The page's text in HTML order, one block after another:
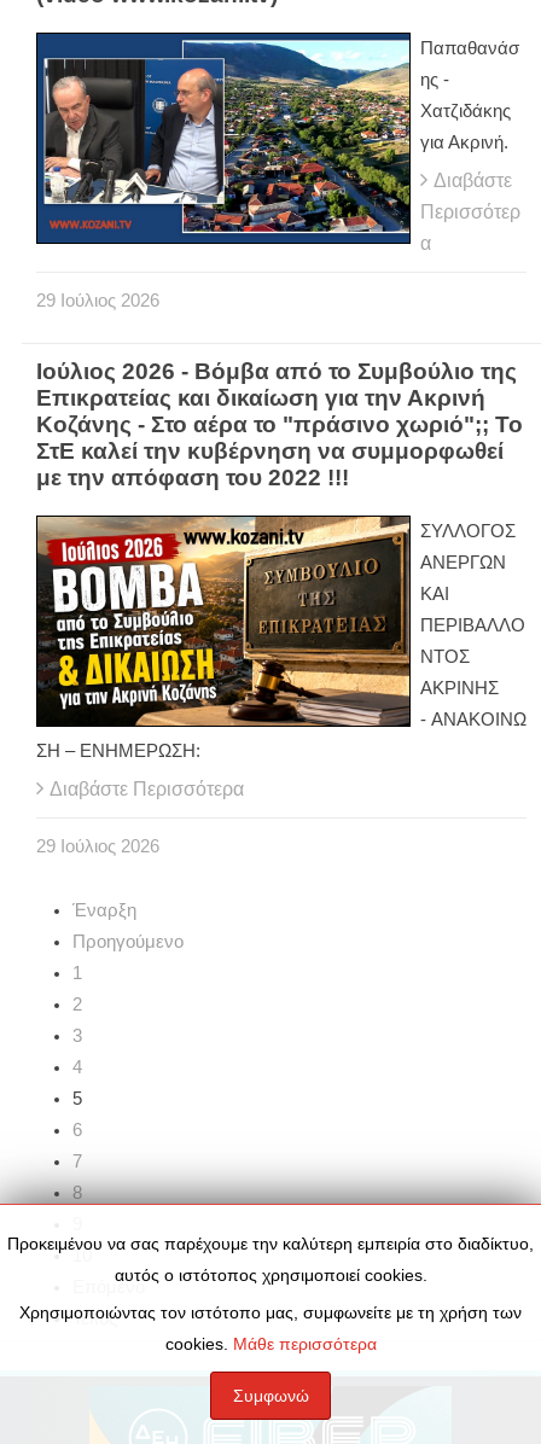
Παπαθανάσ
ης -
Χατζιδάκης
για Ακρινή.
Διαβάστε
Περισσότερ
α
29 Ιούλιος 2026
Ιούλιος 2026 - Βόμβα από το Συμβούλιο της
Επικρατείας και δικαίωση για την Ακρινή
Κοζάνης - Στο αέρα το "πράσινο χωριό";; Το
ΣτΕ καλεί την κυβέρνηση να συμμορφωθεί
με την απόφαση του 2022 !!!
ΣΥΛΛΟΓΟΣ
ΑΝΕΡΓΩΝ
ΚΑΙ
ΠΕΡΙΒΑΛΛΟ
ΝΤΟΣ
ΑΚΡΙΝΗΣ
- ΑΝΑΚΟΙΝΩ
ΣΗ – ΕΝΗΜΕΡΩΣΗ:
Διαβάστε Περισσότερα
29 Ιούλιος 2026
Έναρξη
Προηγούμενο
1
2
3
4
5
6
7
8
10
Επόμενο
Τέλος
Προκειμένου να σας παρέχουμε την καλύτερη εμπειρία στο διαδίκτυο,
αυτός ο ιστότοπος χρησιμοποιεί cookies.
Χρησιμοποιώντας τον ιστότοπο μας, συμφωνείτε με τη χρήση των
cookies. Μάθε περισσότερα
Συμφωνώ